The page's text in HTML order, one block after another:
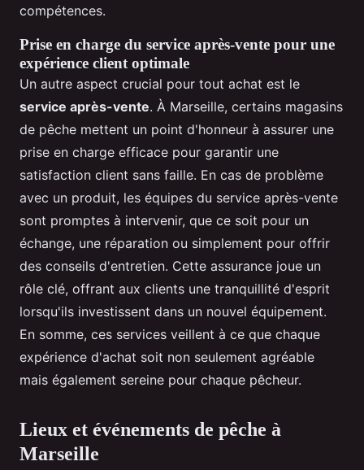
compétences.
Prise en charge du service après-vente pour une
expérience client optimale
Un autre aspect crucial pour tout achat est le
service après-vente. À Marseille, certains magasins
de pêche mettent un point d'honneur à assurer une
prise en charge efficace pour garantir une
satisfaction client sans faille. En cas de problème
avec un produit, les équipes du service après-vente
sont promptes à intervenir, que ce soit pour un
échange, une réparation ou simplement pour offrir
des conseils d'entretien. Cette assurance joue un
rôle clé, offrant aux clients une tranquillité d'esprit
lorsqu'ils investissent dans un nouvel équipement.
En somme, ces services veillent à ce que chaque
expérience d'achat soit non seulement agréable
mais également sereine pour chaque pêcheur.
Lieux et événements de pêche à
Marseille